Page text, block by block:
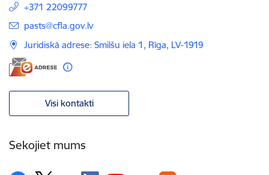
+371 22099777
E-pasts:
pasts@cfla.gov.lv
Juridiskā adrese: Smilšu iela 1, Rīga, LV-1919
Visi kontakti
Sekojiet mums